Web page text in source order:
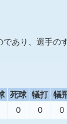
あり、選手の
死球 犠打 犠
0 0 0